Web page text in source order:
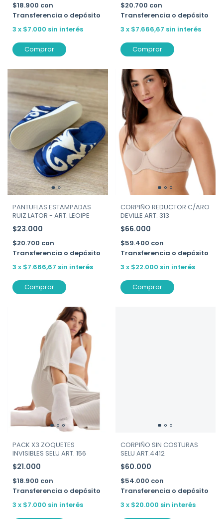
$18.900 con
Transferencia o depósito
3 x $7.000 sin interés
Comprar
$20.700 con
Transferencia o depósito
3 x $7.666,67 sin interés
Comprar
PANTUFLAS ESTAMPADAS
RUIZ LATOR - ART. LEOIPE
$23.000
$20.700 con
Transferencia o depósito
3 x $7.666,67 sin interés
Comprar
CORPIÑO REDUCTOR C/ARO
DEVILLE ART. 313
$66.000
$59.400 con
Transferencia o depósito
3 x $22.000 sin interés
Comprar
PACK X3 ZOQUETES
INVISIBLES SELU ART. 156
$21.000
$18.900 con
Transferencia o depósito
3 x $7.000 sin interés
CORPIÑO SIN COSTURAS
SELU ART.4412
$60.000
$54.000 con
Transferencia o depósito
3 x $20.000 sin interés